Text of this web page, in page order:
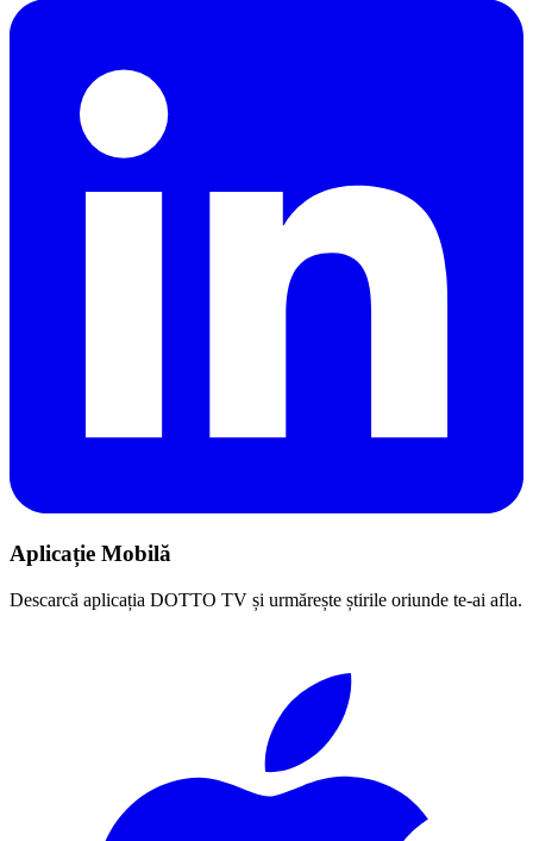
Aplicație Mobilă
Descarcă aplicația DOTTO TV și urmărește știrile oriunde te-ai afla.